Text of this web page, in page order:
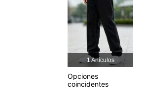
4.76
4.76
1 Artículos
Opciones
coincidentes